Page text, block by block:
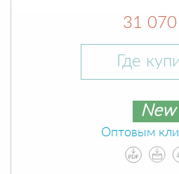
31
Где
New
Оптовым